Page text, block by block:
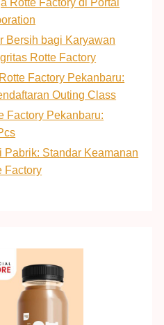
Bersih bagi Karyawan
Rotte Factory
Factory Pekanbaru:
Outing Class
Factory Pekanbaru:
Pabrik: Standar Keamanan
Factory